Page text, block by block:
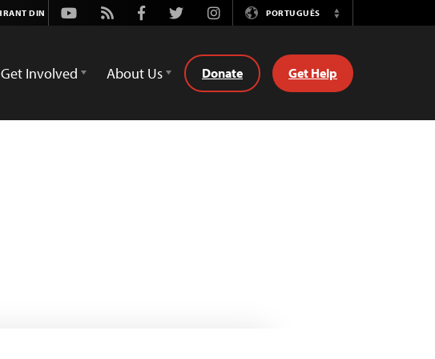
Youtube
Rss FacebookTwitterInstagramPORTUGUÊS
Switch
Get Involved About Us Donate Get Help